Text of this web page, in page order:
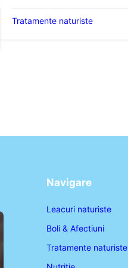
Tratamente naturiste
Navigare
Leacuri naturiste
Boli & Afectiuni
Tratamente naturiste